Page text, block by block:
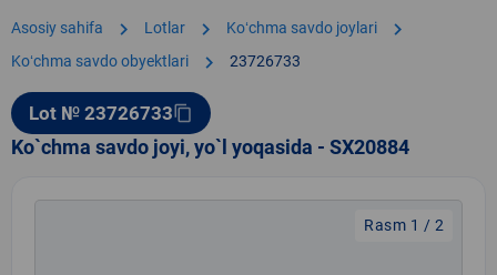
Asosiy sahifa chevron_right Lotlar chevron_right Koʻchma savdo joylari chevron_right
Koʻchma savdo obyektlari chevron_right 23726733
Lot № 23726733content_copy
Ko`chma savdo joyi, yo`l yoqasida - SX20884
Rasm 1 / 2